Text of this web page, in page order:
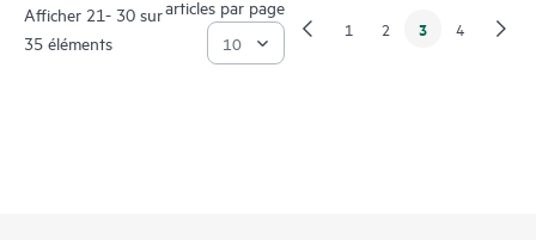
Afficher 21- 30 sur
35 éléments
articles par page
1 2 3 4